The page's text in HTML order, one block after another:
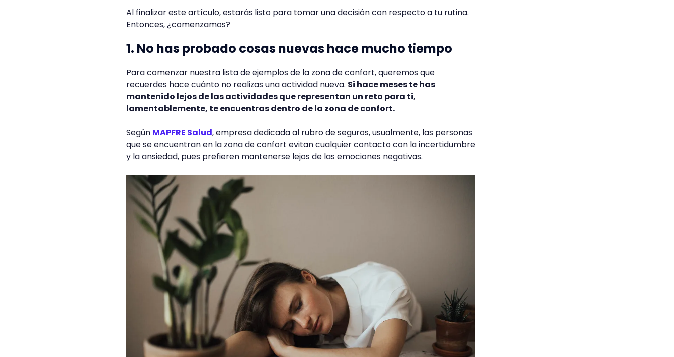
Al finalizar este artículo, estarás listo para tomar una decisión con respecto a tu rutina.
Entonces, ¿comenzamos?
1. No has probado cosas nuevas hace mucho tiempo
Para comenzar nuestra lista de ejemplos de la zona de confort, queremos que
recuerdes hace cuánto no realizas una actividad nueva. Si hace meses te has
mantenido lejos de las actividades que representan un reto para ti,
lamentablemente, te encuentras dentro de la zona de confort.
Según MAPFRE Salud, empresa dedicada al rubro de seguros, usualmente, las personas
que se encuentran en la zona de confort evitan cualquier contacto con la incertidumbre
y la ansiedad, pues prefieren mantenerse lejos de las emociones negativas.